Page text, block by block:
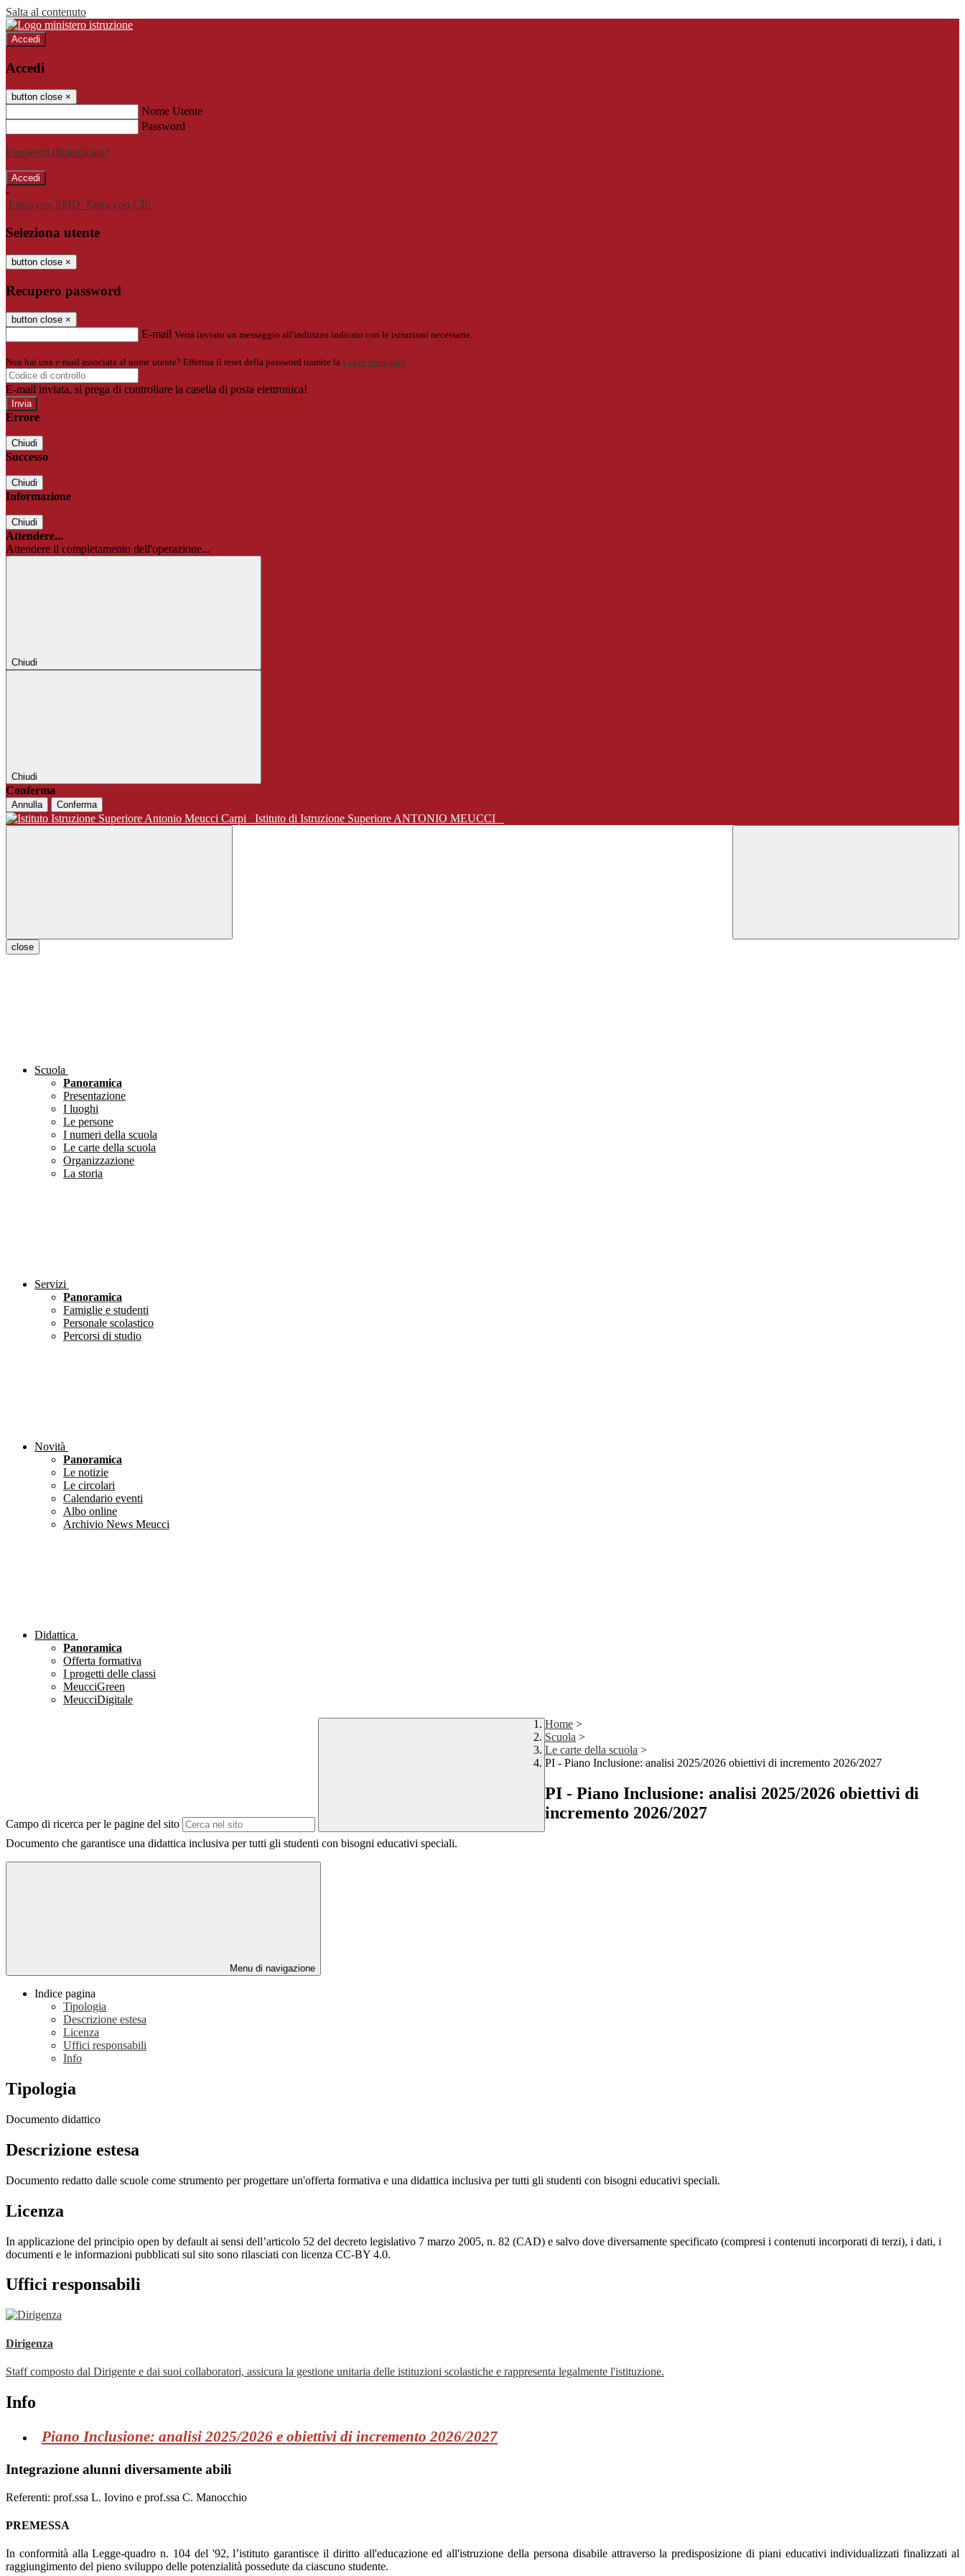
Salta al contenuto
Accedi
Accedi
button close ×
Nome Utente
Password
Password dimenticata?
-
Entra con SPID Entra con CIE
Seleziona utente
button close ×
Recupero password
button close ×
E-mail Verrà inviato un messaggio all'indirizzo indicato con le istruzioni necessarie.
Non hai una e-mail associata al nome utente? Effettua il reset della password tramite la Login Spaggiari
E-mail inviata, si prega di controllare la casella di posta elettronica!
Errore
Chiudi
Successo
Chiudi
Informazione
Chiudi
Attendere...
Attendere il completamento dell'operazione...
Chiudi
Chiudi
Conferma
Annulla Conferma
Istituto di Istruzione Superiore ANTONIO MEUCCI
close
Scuola
Panoramica
Presentazione
I luoghi
Le persone
I numeri della scuola
Le carte della scuola
Organizzazione
La storia
Servizi
Panoramica
Famiglie e studenti
Personale scolastico
Percorsi di studio
Novità
Panoramica
Le notizie
Le circolari
Calendario eventi
Albo online
Archivio News Meucci
Didattica
Panoramica
Offerta formativa
I progetti delle classi
MeucciGreen
MeucciDigitale
Campo di ricerca per le pagine del sito
Home >
Scuola >
Le carte della scuola >
PI - Piano Inclusione: analisi 2025/2026 obiettivi di incremento 2026/2027
PI - Piano Inclusione: analisi 2025/2026 obiettivi di
incremento 2026/2027
Documento che garantisce una didattica inclusiva per tutti gli studenti con bisogni educativi speciali.
Menu di navigazione
Indice pagina
Tipologia
Descrizione estesa
Licenza
Uffici responsabili
Info
Tipologia
Documento didattico
Descrizione estesa
Documento redatto dalle scuole come strumento per progettare un'offerta formativa e una didattica inclusiva per tutti gli studenti con bisogni educativi speciali.
Licenza
In applicazione del principio open by default ai sensi dell’articolo 52 del decreto legislativo 7 marzo 2005, n. 82 (CAD) e salvo dove diversamente specificato (compresi i contenuti incorporati di terzi), i dati, i
documenti e le informazioni pubblicati sul sito sono rilasciati con licenza CC-BY 4.0.
Uffici responsabili
Dirigenza
Staff composto dal Dirigente e dai suoi collaboratori, assicura la gestione unitaria delle istituzioni scolastiche e rappresenta legalmente l'istituzione.
Info
Piano Inclusione: analisi 2025/2026 e obiettivi di incremento 2026/2027
Integrazione alunni diversamente abili
Referenti: prof.ssa L. Iovino e prof.ssa C. Manocchio
PREMESSA
In conformità alla Legge-quadro n. 104 del '92, l’istituto garantisce il diritto all'educazione ed all'istruzione della persona disabile attraverso la predisposizione di piani educativi individualizzati finalizzati al
raggiungimento del pieno sviluppo delle potenzialità possedute da ciascuno studente.